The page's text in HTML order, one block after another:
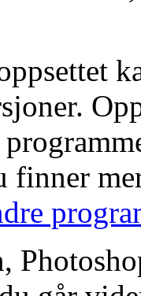
finner